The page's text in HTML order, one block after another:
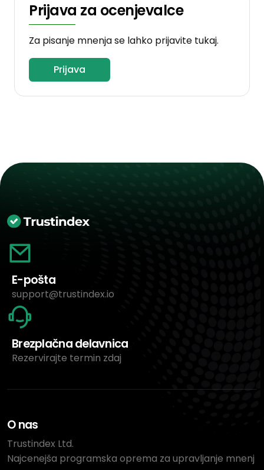
Prijava za ocenjevalce
Za pisanje mnenja se lahko prijavite tukaj.
Prijava
E-pošta
support@trustindex.io
Brezplačna delavnica
Rezervirajte termin zdaj
O nas
Trustindex Ltd.
Najcenejša programska oprema za upravljanje mnenj